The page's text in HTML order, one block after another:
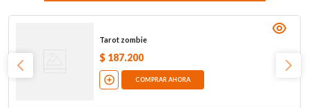
Tarot zombie
$ 187.200
COMPRAR AHORA